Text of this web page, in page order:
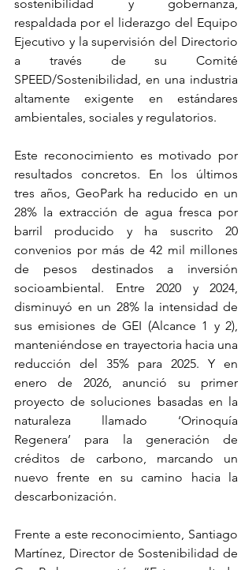
sostenibilidad y gobernanza,
respaldada por el liderazgo del Equipo
Ejecutivo y la supervisión del Directorio
a través de su Comité
SPEED/Sostenibilidad, en una industria
altamente exigente en estándares
ambientales, sociales y regulatorios.
Este reconocimiento es motivado por
resultados concretos. En los últimos
tres años, GeoPark ha reducido en un
28% la extracción de agua fresca por
barril producido y ha suscrito 20
convenios por más de 42 mil millones
de pesos destinados a inversión
socioambiental. Entre 2020 y 2024,
disminuyó en un 28% la intensidad de
sus emisiones de GEI (Alcance 1 y 2),
manteniéndose en trayectoria hacia una
reducción del 35% para 2025. Y en
enero de 2026, anunció su primer
proyecto de soluciones basadas en la
naturaleza llamado ‘Orinoquía
Regenera’ para la generación de
créditos de carbono, marcando un
nuevo frente en su camino hacia la
descarbonización.
Frente a este reconocimiento, Santiago
Martínez, Director de Sostenibilidad de